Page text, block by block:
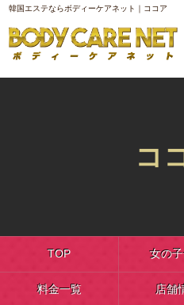
韓国エステならボディーケアネット｜ココア
コ
TOP 女の
料金一覧 店舗